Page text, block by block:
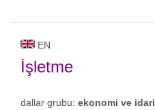
EN
İşletme
dallar grubu: ekonomi ve idari